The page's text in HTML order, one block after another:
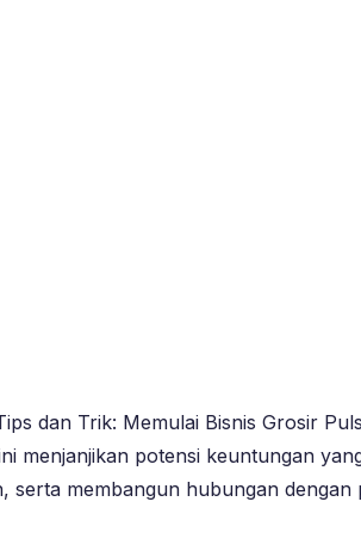
dan Trik: Memulai Bisnis Grosir
menjanjikan potensi keuntungan
membangun hubungan dengan